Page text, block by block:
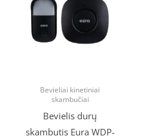
Bevieliai kinetiniai
skambučiai
Bevielis durų
skambutis Eura WDP-